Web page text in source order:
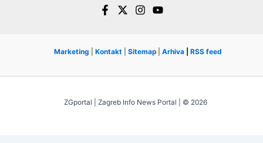
Marketing Kontakt Sitemap Arhiva RSS feed
ZGportal | Zagreb Info News Portal | © 2026